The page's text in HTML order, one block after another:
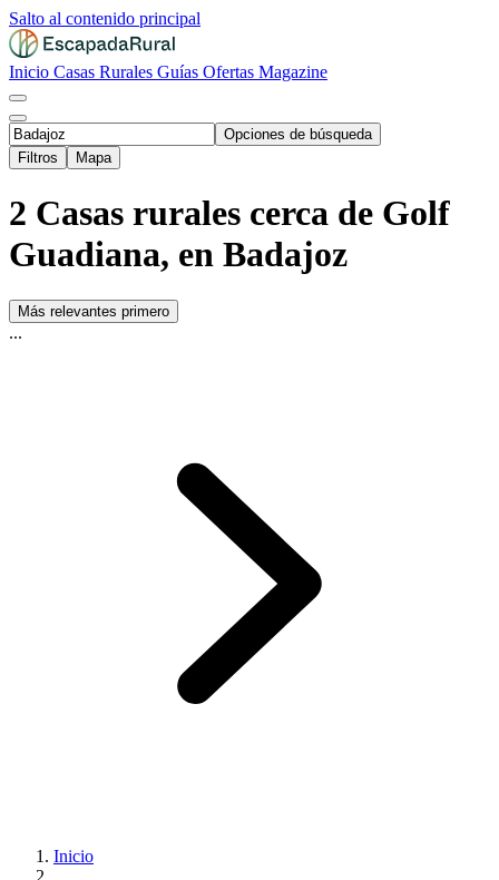
Salto al contenido principal
Inicio Casas Rurales Guías Ofertas Magazine
Opciones de búsqueda
Filtros
Mapa
2 Casas rurales cerca de Golf
Guadiana, en Badajoz
Más relevantes primero
...
Inicio